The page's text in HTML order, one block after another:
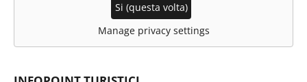
Si (questa volta)
Manage privacy settings